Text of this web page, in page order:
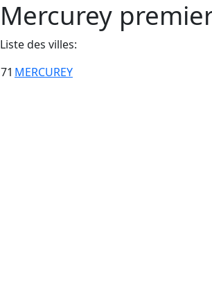
Mercurey
Liste des villes:
71 MERCUREY